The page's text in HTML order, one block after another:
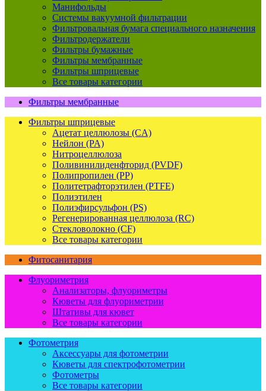
Манифольды
Системы вакуумной фильтрации
Фильтровальная бумага специального назначения
Фильтродержатели
Фильтры бумажные
Фильтры мембранные
Фильтры шприцевые
Все товары категории
Фильтры мембранные
Фильтры шприцевые
Ацетат целлюлозы (CA)
Нейлон (PA)
Нитроцеллюлоза
Поливинилиденфторид (PVDF)
Полипропилен (PP)
Политетрафторэтилен (PTFE)
Полиэтилен
Полиэфирсульфон (PS)
Регенерированная целлюлоза (RC)
Стекловолокно (CF)
Все товары категории
Фитосанитария
Флуориметрия
Анализаторы, флуориметры
Кюветы для флуориметрии
Штативы для кювет
Все товары категории
Фотометрия
Аксессуары для фотометрии
Кюветы для спектрофотометрии
Фотометры
Все товары категории